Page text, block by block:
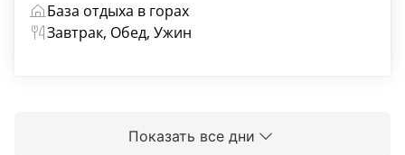
База отдыха в горах
Завтрак, Обед, Ужин
Показать все дни